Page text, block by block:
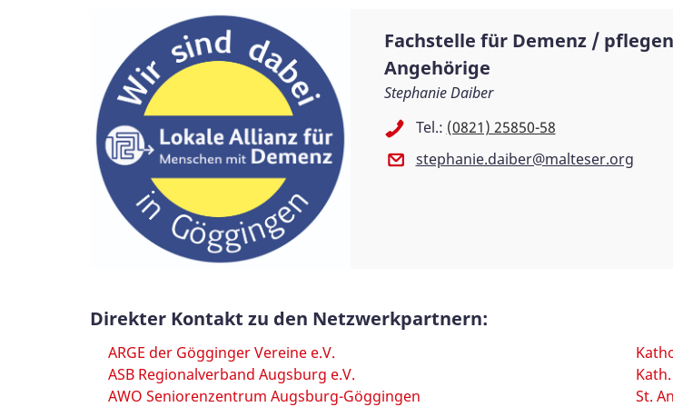
Fachstelle für Demenz /
Angehörige
Stephanie Daiber
Tel.: (0821) 25850-58
stephanie.daiber@malteser.org
Direkter Kontakt zu den Netzwerkpartnern:
ARGE der Gögginger Vereine e.V.
ASB Regionalverband Augsburg e.V.
AWO Seniorenzentrum Augsburg-Göggingen
St.